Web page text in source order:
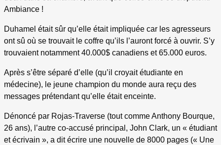
Ambiance !
Duhamel était sûr qu’elle était impliquée car les agresseurs
ont sû où se trouvait le coffre qu’ils l’auront forcé à ouvrir. S’y
trouvaient notamment 40.000$ canadiens et 65.000 euros.
Après s’être séparé d’elle (qu’il croyait étudiante en
médecine), le jeune champion du monde aura reçu des
messages prétendant qu’elle était enceinte.
Dénoncé par Rojas-Traverse (tout comme Anthony Bourque,
26 ans), l’autre co-accusé principal, John Clark, un « étudiant
et écrivain », a dit écrire une nouvelle de 8000 pages (« Une